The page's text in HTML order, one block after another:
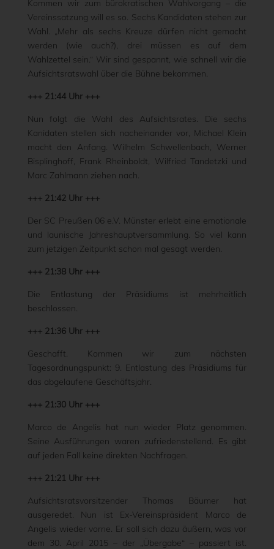
Kommen wir zum bürokratischen Wahlvorgang – die
Vereinssatzung will es so. Sechs Kandidaten stehen zur
Wahl. „Mehr als sechs Kreuze dürfen nicht gemacht
werden (wie auch?), drei müssen es auf dem
Wahlzettel sein.“ Wir sind gespannt, wie schnell wir die
Aufsichtsratswahl über die Bühne bekommen.
+++ 21:44 Uhr +++
Nun folgt die Wahl des Aufsichtsrates. Die sechs
Kanidaten stellen sich nacheinander vor, Michael Klein
macht den Anfang. Wilhelm Schwellenbach, Werner
Bisplinghoff, Frank Rheinboldt, Wilfried Tandetzki und
Marc Zahlmann ziehen nach.
+++ 21:42 Uhr +++
Der SC Preußen 06 e.V. Münster erlebt eine emotionale
und launische Jahreshauptversammlung. So viel kann
zum jetzigen Zeitpunkt schon mal gesagt werden.
+++ 21:38 Uhr +++
Die Entlastung der Präsidiums ist mehrheitlich
beschlossen.
+++ 21:36 Uhr +++
Geschafft. Kommen wir zum nächsten
Tagesordnungspunkt: 9. Entlastung des Präsidiums für
das abgelaufene Geschäftsjahr.
+++ 21:30 Uhr +++
Marco de Angelis hat nun wieder Platz genommen.
Seine Ausführungen waren zufriedenstellend. Es gibt
auf jeden Fall keine direkten Nachfragen.
+++ 21:21 Uhr +++
Aufsichtsratsvorsitzender Thomas Bäumer hat
ausgeredet. Nun ist Ex-Vereinspräsident Marco de
Angelis wieder vorne. Er soll sich dazu äußern, was vor
dem 30. April 2015 – der „Übergabe“ – passiert ist.